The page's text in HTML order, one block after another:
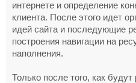
интернете и определение
клиента. После этого идет
идей сайта и последующие
построения навигации на
наполнения.
Только после того, как